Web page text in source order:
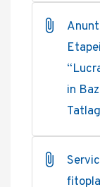
in